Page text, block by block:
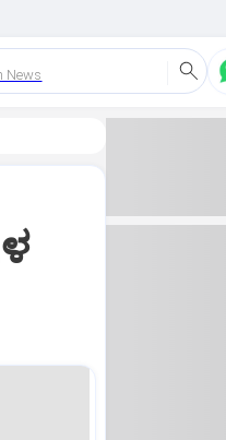
News